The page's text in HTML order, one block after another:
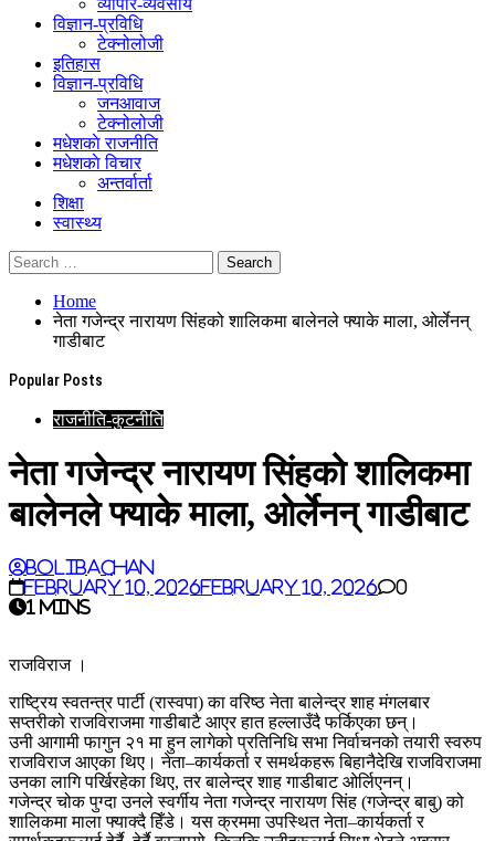
विज्ञान-प्रविधि
टेक्नोलोजी
इतिहास
विज्ञान-प्रविधि
जनआवाज
टेक्नोलोजी
मधेशकाे राजनीति
मधेशकाे विचार
अन्तर्वार्ता
शिक्षा
स्वास्थ्य
Home
नेता गजेन्द्र नारायण सिंहको शालिकमा बालेनले फ्याके माला, ओर्लेनन्
गाडीबाट
Popular Posts
राजनीति-कुटनीति
नेता गजेन्द्र नारायण सिंहको शालिकमा
बालेनले फ्याके माला, ओर्लेनन् गाडीबाट
BoliBachan
February 10, 2026February 10, 2026
0
1 mins
राजविराज ।
राष्ट्रिय स्वतन्त्र पार्टी (रास्वपा) का वरिष्ठ नेता बालेन्द्र शाह मंगलबार
सप्तरीको राजविराजमा गाडीबाटै आएर हात हल्लाउँदै फर्किएका छन्।
उनी आगामी फागुन २१ मा हुन लागेको प्रतिनिधि सभा निर्वाचनको तयारी स्वरुप
राजविराज आएका थिए। नेता–कार्यकर्ता र समर्थकहरू बिहानैदेखि राजविराजमा
उनका लागि पर्खिरहेका थिए, तर बालेन्द्र शाह गाडीबाट ओर्लिएनन्।
गजेन्द्र चोक पुग्दा उनले स्वर्गीय नेता गजेन्द्र नारायण सिंह (गजेन्द्र बाबु) को
शालिकमा माला फ्याक्दै हिँडे। यस क्रममा उपस्थित नेता–कार्यकर्ता र